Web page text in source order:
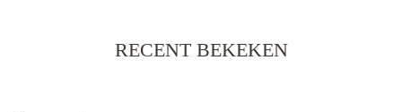
RECENT BEKEKEN